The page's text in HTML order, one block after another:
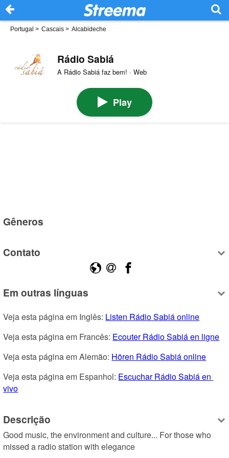
Portugal > Cascais > Alcabideche
Rádio Sabiá
A Rádio Sabiá faz bem! · Web
Play
Gêneros
Contato
Em outras línguas
Veja esta página em Inglês: Listen Rádio Sabiá online
Veja esta página em Francês: Ecouter Rádio Sabiá en ligne
Veja esta página em Alemão: Hören Rádio Sabiá online
Veja esta página em Espanhol: Escuchar Rádio Sabiá en
vivo
Descrição
Good music, the environment and culture... For those who
missed a radio station with elegance